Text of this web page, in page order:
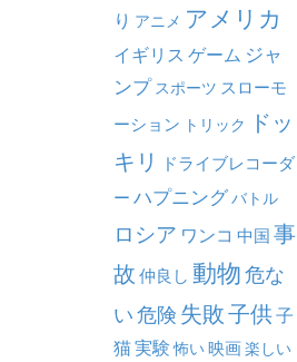
り アニメ アメリカ
イギリス ゲーム ジャ
ンプ スポーツ スローモ
ーション トリック
ドッ
キリ
ドライブレコーダ
ー ハプニング バトル
ロシア ワンコ 中国 事
故 仲良し 動物 危な
い 危険 失敗子供子
猫実験 怖い映画楽しい